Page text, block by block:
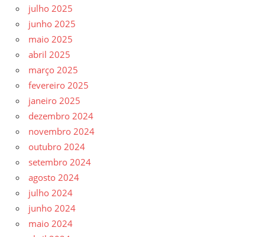
julho 2025
junho 2025
maio 2025
abril 2025
março 2025
fevereiro 2025
janeiro 2025
dezembro 2024
novembro 2024
outubro 2024
setembro 2024
agosto 2024
julho 2024
junho 2024
maio 2024